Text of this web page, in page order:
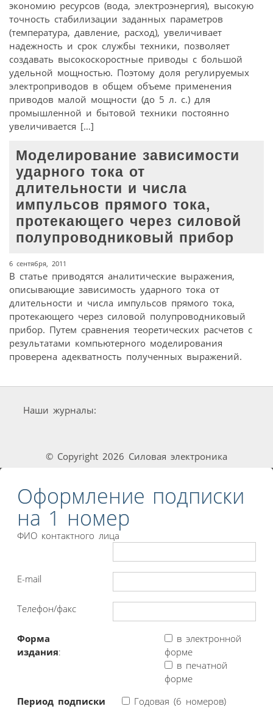
экономию ресурсов (вода, электроэнергия), высокую
точность стабилизации заданных параметров
(температура, давление, расход), увеличивает
надежность и срок службы техники, позволяет
создавать высокоскоростные приводы с большой
удельной мощностью. Поэтому доля регулируемых
электроприводов в общем объеме применения
приводов малой мощности (до 5 л. с.) для
промышленной и бытовой техники постоянно
увеличивается […]
Моделирование зависимости
ударного тока от
длительности и числа
импульсов прямого тока,
протекающего через силовой
полупроводниковый прибор
6 сентября, 2011
В статье приводятся аналитические выражения,
описывающие зависимость ударного тока от
длительности и числа импульсов прямого тока,
протекающего через силовой полупроводниковый
прибор. Путем сравнения теоретических расчетов с
результатами компьютерного моделирования
проверена адекватность полученных выражений.
Наши журналы:
© Copyright 2026 Силовая электроника
Оформление подписки
на 1 номер
ФИО контактного лица
E-mail
Телефон/факс
Форма
издания:
в электронной
форме
в печатной
форме
Период подписки
Годовая (6 номеров)